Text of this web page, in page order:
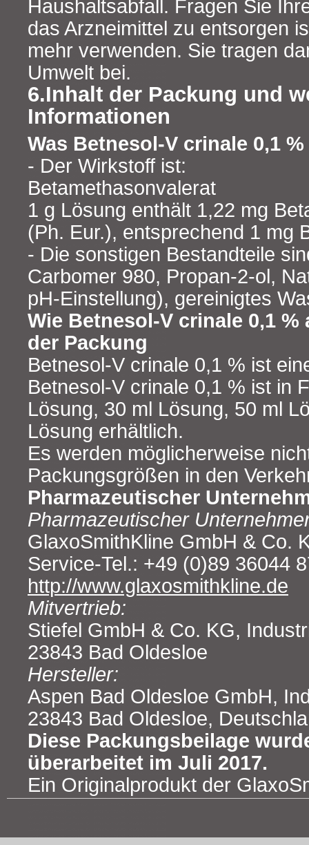
Haushaltsabfall. Fragen Sie
das Arzneimittel zu entsorgen
mehr verwenden. Sie tragen
Umwelt bei.
6.Inhalt der Packung und
Informationen
Was Betnesol-V crinale 0,1
- Der Wirkstoff ist:
Betamethasonvalerat
1 g Lösung enthält 1,22 mg
(Ph. Eur.), entsprechend 1 mg
- Die sonstigen Bestandteile
Carbomer 980, Propan-2-ol,
pH-Einstellung), gereinigtes
Wie Betnesol-V crinale 0,1
der Packung
Betnesol-V crinale 0,1 % ist
Betnesol-V crinale 0,1 % ist in
Lösung, 30 ml Lösung, 50 ml
Lösung erhältlich.
Es werden möglicherweise
Packungsgrößen in den
Pharmazeutischer
Pharmazeutischer
GlaxoSmithKline GmbH & Co.
Service-Tel.: +49 (0)89 36044
http://www.glaxosmithkline.de
Mitvertrieb:
Stiefel GmbH & Co. KG,
23843 Bad Oldesloe
Hersteller:
Aspen Bad Oldesloe GmbH,
23843 Bad Oldesloe,
Diese Packungsbeilage
überarbeitet im Juli 2017.
Ein Originalprodukt der